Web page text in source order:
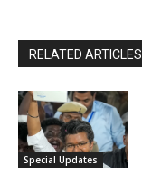
RELATED ARTICLES
Special Updates